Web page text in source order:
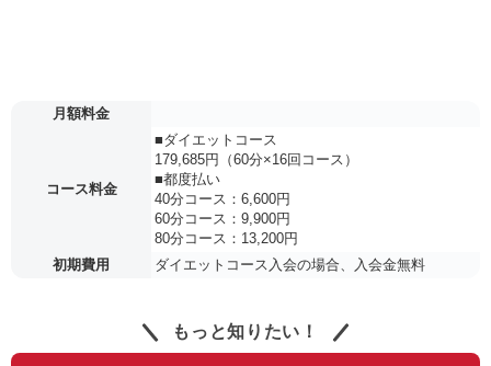
月額料金
コース料金
■ダイエットコース
179,685円（60分×16回コース）
■都度払い
40分コース：6,600円
60分コース：9,900円
80分コース：13,200円
初期費用
ダイエットコース入会の場合、入会金無料
もっと知りたい！